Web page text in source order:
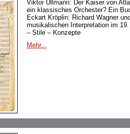
Viktor Ullmann: Der Kaiser von
ein klassisches Orchester? Ein
Eckart Kröplin: Richard Wagner
musikalischen Interpretation im
– Stile – Konzepte
Mehr...